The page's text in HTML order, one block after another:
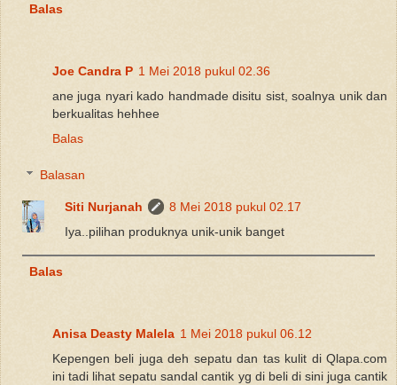
Balas
Joe Candra P 1 Mei 2018 pukul 02.36
ane juga nyari kado handmade disitu sist, soalnya unik dan
berkualitas hehhee
Balas
Balasan
Siti Nurjanah
8 Mei 2018 pukul 02.17
Iya..pilihan produknya unik-unik banget
Balas
Anisa Deasty Malela 1 Mei 2018 pukul 06.12
Kepengen beli juga deh sepatu dan tas kulit di Qlapa.com
ini tadi lihat sepatu sandal cantik yg di beli di sini juga cantik